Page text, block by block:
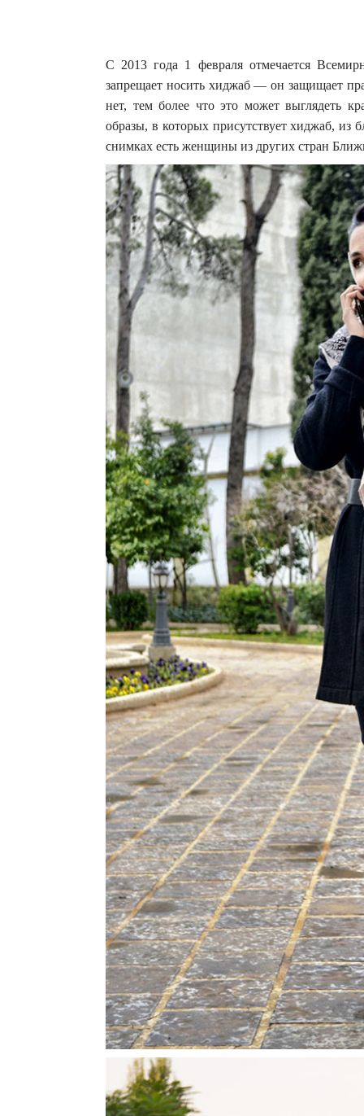
С 2013 года 1 февраля отмечается
запрещает носить хиджаб — он защищает
нет, тем более что это может выглядеть
образы, в которых присутствует хиджаб, из
снимках есть женщины из других стран